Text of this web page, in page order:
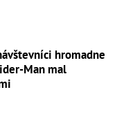
hromadne
Man mal